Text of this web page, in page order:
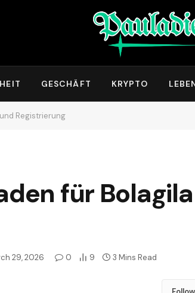
GESCHÄFT KRYPTO
Registrierung
für
29, 2026 0 9 3 Mins Read